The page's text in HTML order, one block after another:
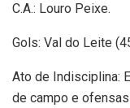
C.A.: Louro Peixe.
Gols: Val do Leite
Ato de Indisciplina:
de campo e